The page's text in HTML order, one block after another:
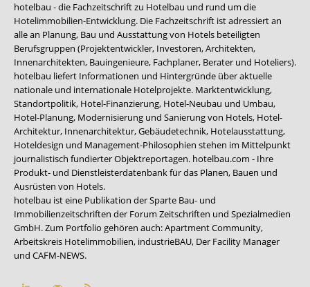
hotelbau - die Fachzeitschrift zu Hotelbau und rund um die
Hotelimmobilien-Entwicklung. Die Fachzeitschrift ist adressiert an
alle an Planung, Bau und Ausstattung von Hotels beteiligten
Berufsgruppen (Projektentwickler, Investoren, Architekten,
Innenarchitekten, Bauingenieure, Fachplaner, Berater und Hoteliers).
hotelbau liefert Informationen und Hintergründe über aktuelle
nationale und internationale Hotelprojekte. Marktentwicklung,
Standortpolitik, Hotel-Finanzierung, Hotel-Neubau und Umbau,
Hotel-Planung, Modernisierung und Sanierung von Hotels, Hotel-
Architektur, Innenarchitektur, Gebäudetechnik, Hotelausstattung,
Hoteldesign und Management-Philosophien stehen im Mittelpunkt
journalistisch fundierter Objektreportagen. hotelbau.com - Ihre
Produkt- und Dienstleisterdatenbank für das Planen, Bauen und
Ausrüsten von Hotels.
hotelbau ist eine Publikation der Sparte Bau- und
Immobilienzeitschriften der Forum Zeitschriften und Spezialmedien
GmbH. Zum Portfolio gehören auch:Apartment Community,
Arbeitskreis Hotelimmobilien, industrieBAU, Der Facility Manager
und CAFM-NEWS.